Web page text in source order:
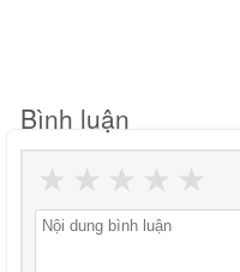
Bình luận
★
★
★
★
★